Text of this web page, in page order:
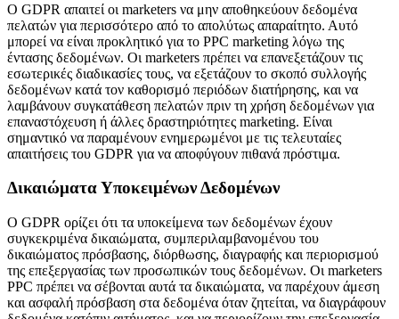
Ο GDPR απαιτεί οι marketers να μην αποθηκεύουν δεδομένα
πελατών για περισσότερο από το απολύτως απαραίτητο. Αυτό
μπορεί να είναι προκλητικό για το PPC marketing λόγω της
έντασης δεδομένων. Οι marketers πρέπει να επανεξετάζουν τις
εσωτερικές διαδικασίες τους, να εξετάζουν το σκοπό συλλογής
δεδομένων κατά τον καθορισμό περιόδων διατήρησης, και να
λαμβάνουν συγκατάθεση πελατών πριν τη χρήση δεδομένων για
επαναστόχευση ή άλλες δραστηριότητες marketing. Είναι
σημαντικό να παραμένουν ενημερωμένοι με τις τελευταίες
απαιτήσεις του GDPR για να αποφύγουν πιθανά πρόστιμα.
Δικαιώματα Υποκειμένων Δεδομένων
Ο GDPR ορίζει ότι τα υποκείμενα των δεδομένων έχουν
συγκεκριμένα δικαιώματα, συμπεριλαμβανομένου του
δικαιώματος πρόσβασης, διόρθωσης, διαγραφής και περιορισμού
της επεξεργασίας των προσωπικών τους δεδομένων. Οι marketers
PPC πρέπει να σέβονται αυτά τα δικαιώματα, να παρέχουν άμεση
και ασφαλή πρόσβαση στα δεδομένα όταν ζητείται, να διαγράφουν